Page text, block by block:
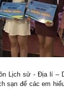
Lịch sử - Địa lí –
để các em